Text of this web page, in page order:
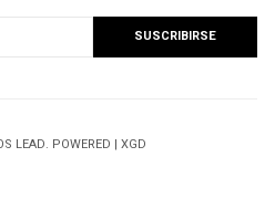
LEAD. POWERED | XGD